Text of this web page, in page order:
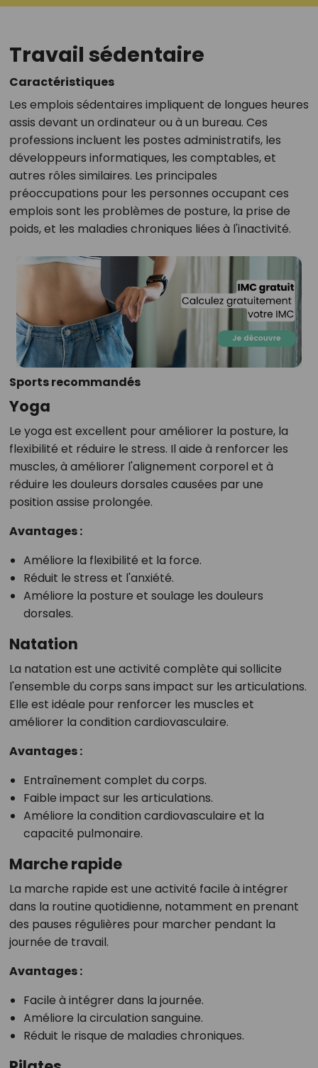
Travail sédentaire
Caractéristiques
Les emplois sédentaires impliquent de longues heures
assis devant un ordinateur ou à un bureau. Ces
professions incluent les postes administratifs, les
développeurs informatiques, les comptables, et
autres rôles similaires. Les principales
préoccupations pour les personnes occupant ces
emplois sont les problèmes de posture, la prise de
poids, et les maladies chroniques liées à l'inactivité.
Sports recommandés
Yoga
Le yoga est excellent pour améliorer la posture, la
flexibilité et réduire le stress. Il aide à renforcer les
muscles, à améliorer l'alignement corporel et à
réduire les douleurs dorsales causées par une
position assise prolongée.
Avantages :
Améliore la flexibilité et la force.
Réduit le stress et l'anxiété.
Améliore la posture et soulage les douleurs
dorsales.
Natation
La natation est une activité complète qui sollicite
l'ensemble du corps sans impact sur les articulations.
Elle est idéale pour renforcer les muscles et
améliorer la condition cardiovasculaire.
Avantages :
Entraînement complet du corps.
Faible impact sur les articulations.
Améliore la condition cardiovasculaire et la
capacité pulmonaire.
Marche rapide
La marche rapide est une activité facile à intégrer
dans la routine quotidienne, notamment en prenant
des pauses régulières pour marcher pendant la
journée de travail.
Avantages :
Facile à intégrer dans la journée.
Améliore la circulation sanguine.
Réduit le risque de maladies chroniques.